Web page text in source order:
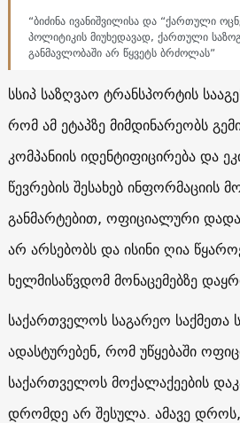
“ბიძინა ივანიშვილისა და “ქართული
პოლიტიკის მიუხედავად, ქართული
განმავლობაში არ წყვეტს ბრძოლას”
სსიპ საზღვაო ტრანსპორტის
რომ ამ ეტაპზე მიმდინარეობს
კომპანიის იდენტიფიცირება და
წევრების შესახებ ინფორმაციის
განმარტებით, ოფიციალური
არ არსებობს და ისინი ღია
ხელმისაწვდომ მონაცემებზე
საქართველოს საგარეო საქმეთა
ადასტურებენ, რომ უწყებაში
საქართველოს მოქალაქეების
დრომდე არ შესულა. ამავე